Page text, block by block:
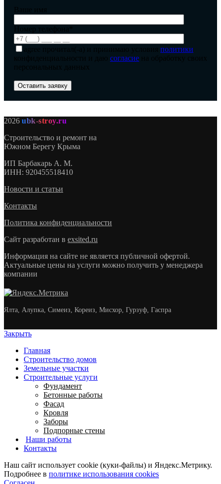
Ваше имя
Номер телефона*
agree прочитал(-а) и принимаю условия политики
конфиденциальности и даю согласие на обработку своих
персональных данных
2026 ubk-stroy.ru
Строительство и ремонт на
Южном Берегу Крыма
ИП Барбакарь А. М.
ИНН: 920455518410
Новости и статьи
Контакты
Политика конфиденциальности
Сайт разработан в exsited.ru
Информация на сайте не является публичной офертой.
Актуальные цены на услуги можно получить у менеджера
компании
Ялта, Алупка, Симеиз, Кореиз, Мисхор, Гурзуф, Гаспра
Закрыть
Главная
Строительство домов
Земельные участки
Строительные услуги
Фундамент
Бетонные работы
Фасад
Кровля
Заборы
Подпорные стены
Наши работы
Контакты
Наш сайт использует cookie (куки-файлы) и Яндекс.Метрику.
Подробнее в политике использования cookies